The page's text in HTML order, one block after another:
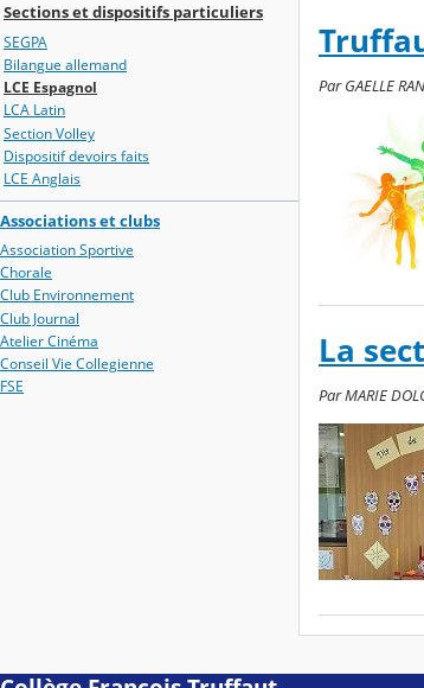
Sections et dispositifs particuliers
SEGPA
Bilangue allemand
LCE Espagnol
LCA Latin
Section Volley
Dispositif devoirs faits
LCE Anglais
Associations et clubs
Association Sportive
Chorale
Club Environnement
Club Journal
Atelier Cinéma
Conseil Vie Collegienne
FSE
Par GAELLE
La
Par MARIE